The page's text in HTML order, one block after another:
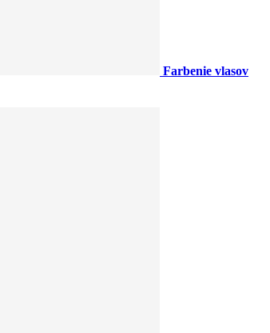
Farbenie vlasov